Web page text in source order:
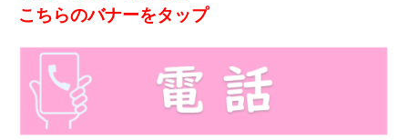
こちらのバナーをタップ